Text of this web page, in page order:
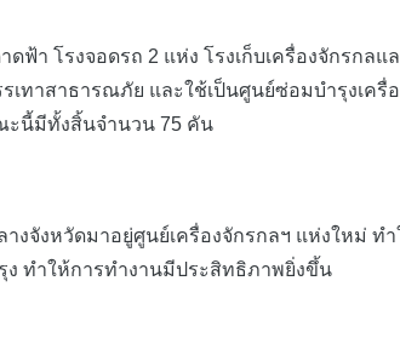
รงจอดรถ 2 แห่ง โรงเก็บเครื่องจักรกลแล
ทาสาธารณภัย และใช้เป็นศูนย์ซ่อมบำรุงเครื่
ะนี้มีทั้งสิ้นจำนวน 75 คัน
งหวัดมาอยู่ศูนย์เครื่องจักรกลฯ แห่งใหม่ ท
ง ทำให้การทำงานมีประสิทธิภาพยิ่งขึ้น